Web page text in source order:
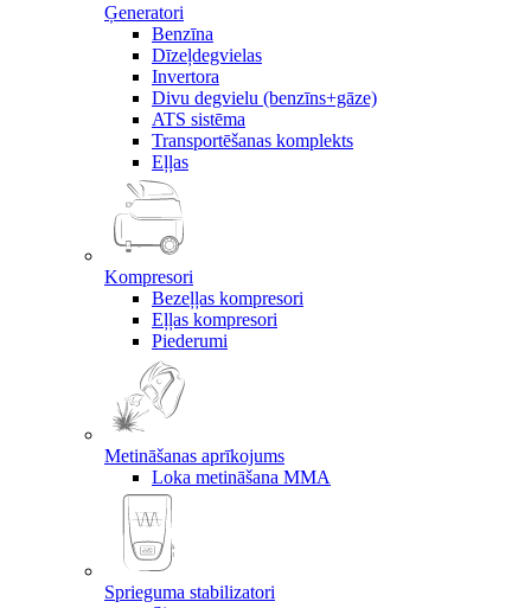
Ģeneratori
Benzīna
Dīzeļdegvielas
Invertora
Divu degvielu (benzīns+gāze)
ATS sistēma
Transportēšanas komplekts
Eļļas
Kompresori
Bezeļļas kompresori
Eļļas kompresori
Piederumi
Metināšanas aprīkojums
Loka metināšana MMA
Sprieguma stabilizatori